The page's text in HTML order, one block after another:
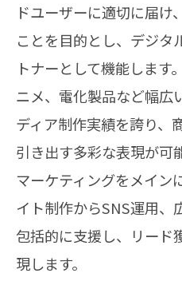
ドユーザーに適切に届け
ことを目的とし、デジタ
トナーとして機能します
ニメ、電化製品など幅広
ディア制作実績を誇り、
引き出す多彩な表現が可
マーケティングをメイン
イト制作からSNS運用、
包括的に支援し、リード
現します。